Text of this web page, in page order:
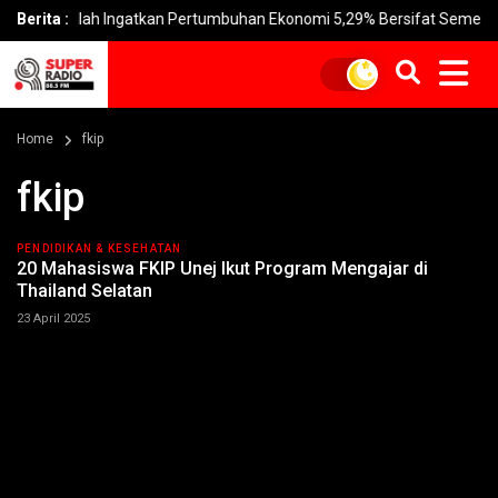
Berita :Ingatkan Pertumbuhan Ekonomi 5,29% Bersifat Sementara
Home fkip
fkip
PENDIDIKAN & KESEHATAN
20 Mahasiswa FKIP Unej Ikut Program Mengajar di
Thailand Selatan
23 April 2025